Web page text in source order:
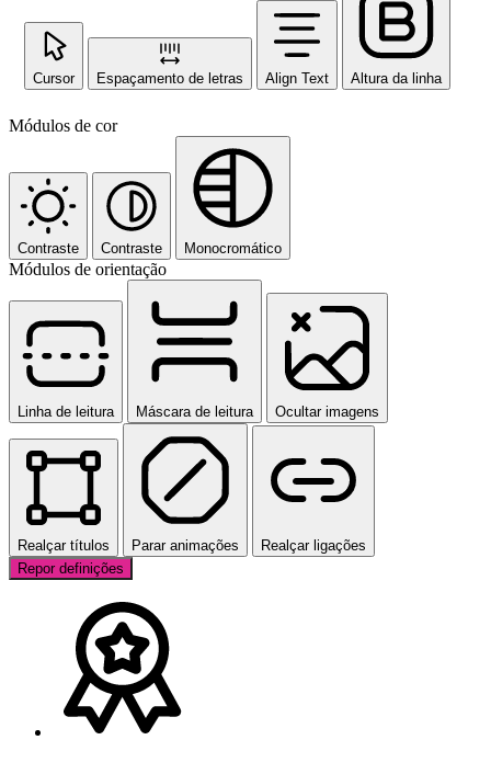
Cursor Espaçamento de letras Align Text Altura da linha
Módulos de cor
Contraste Contraste Monocromático
Módulos de orientação
Linha de leitura Máscara de leitura Ocultar imagens
Realçar títulos Parar animações
Realçar ligações
Repor definições